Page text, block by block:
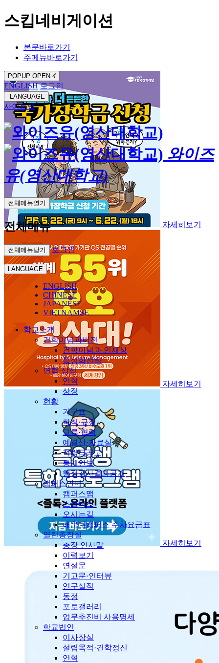
스킵네비게이션
본문바로가기
주메뉴바로가기
자세히보기
자세히보기
자세히보기
POPUP OPEN 4
ENGLISH 로그인
LANGUAGE
사이트맵
와이즈
유(영산대학교)
전체메뉴열기
전체메뉴
전체메뉴닫기 로그인
LANGUAGE
ENGLISH
CHINESE
JAPANESE
VIETNAMSE
학교소개
건학이념과비전
건학이념과 인재상
특성화전략
연혁·상징
연혁
상징
현황
기구표
학칙·규정
교류·협력
예결산·자료실
적립금공고
통계연보
행정감사결과공개
캠퍼스안내
캠퍼스맵
스쿨버스
오시는길
해운대캠퍼스 주차요금표
열린총장실
총장 인사말
이력보기
연설문
기고문·인터뷰
연구실적
동정
포토갤러리
업무추진비 사용명세
학교법인
이사장실
설립목적·건학정신
연혁